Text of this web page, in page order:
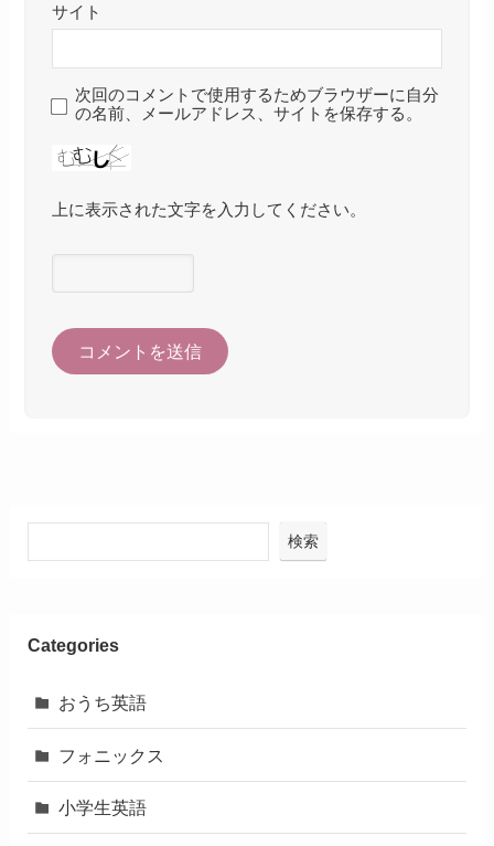
サイト
次回のコメントで使用するためブラウザーに自分
の名前、メールアドレス、サイトを保存する。
上に表示された文字を入力してください。
検索
Categories
おうち英語
フォニックス
小学生英語